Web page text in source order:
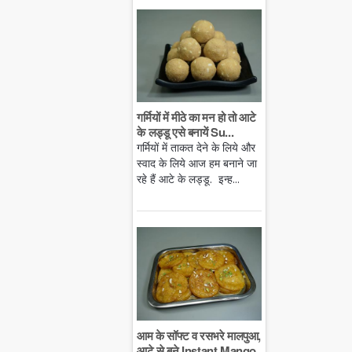
गर्मियों में मीठे का मन हो तो आटे
के लड्डू एसे बनायें Su...
गर्मियों में ताकत देने के लिये और
स्वाद के लिये आज हम बनाने जा
रहे हैं आटे के लड्डू. इन्ह...
आम के सॉफ्ट व रसभरे मालपुआ,